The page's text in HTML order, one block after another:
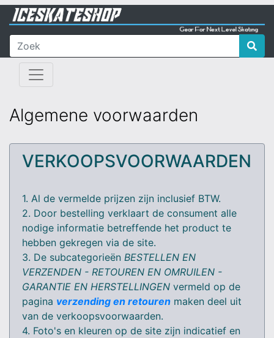
Algemene voorwaarden
VERKOOPSVOORWAARDEN
1. Al de vermelde prijzen zijn inclusief BTW.
2. Door bestelling verklaart de consument alle
nodige informatie betreffende het product te
hebben gekregen via de site.
3. De subcategorieën BESTELLEN EN
VERZENDEN - RETOUREN EN OMRUILEN -
GARANTIE EN HERSTELLINGEN vermeld op de
pagina verzending en retouren maken deel uit
van de verkoopsvoorwaarden.
4. Foto's en kleuren op de site zijn indicatief en